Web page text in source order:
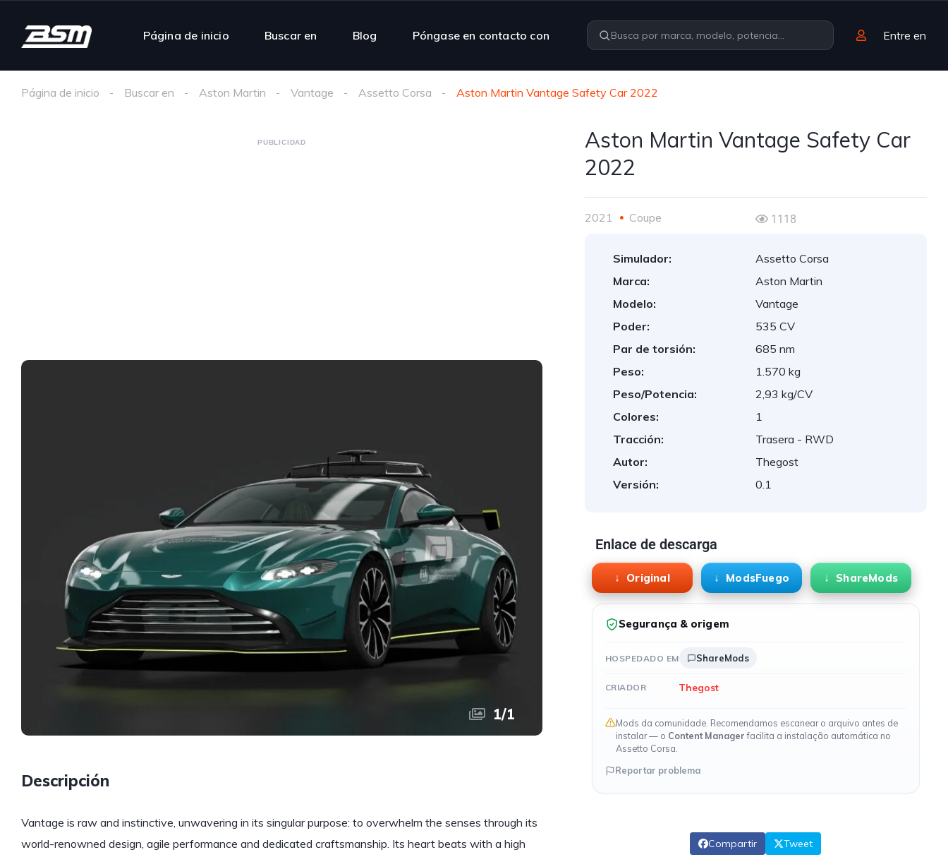
Página de inicio Buscar en Blog Póngase en contacto con Entre en
Página de inicio Buscar en Aston Martin Vantage Assetto Corsa Aston Martin Vantage Safety Car 2022
PUBLICIDAD
1/1
Descripción
Vantage is raw and instinctive, unwavering in its singular purpose: to overwhelm the senses through its
world-renowned design, agile performance and dedicated craftsmanship. Its heart beats with a high
Aston Martin Vantage Safety Car
2022
2021 Coupe 1118
Simulador:
Assetto Corsa
Marca:
Aston Martin
Modelo:
Vantage
Poder:
535 CV
Par de torsión:
685 nm
Peso:
1.570 kg
Peso/Potencia:
2,93 kg/CV
Colores:
1
Tracción:
Trasera - RWD
Autor:
Thegost
Versión:
0.1
Enlace de descarga
Original ModsFuego ShareMods
Segurança & origem
HOSPEDADO EM ShareMods
CRIADOR Thegost
Mods da comunidade. Recomendamos escanear o arquivo antes de
instalar — o Content Managerfacilita a instalação automática no
Assetto Corsa.
Reportar problema
Compartir Tweet